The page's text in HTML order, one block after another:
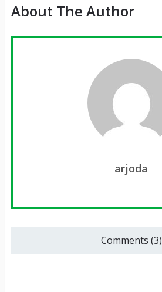
About The Author
arjoda
Comments (3)